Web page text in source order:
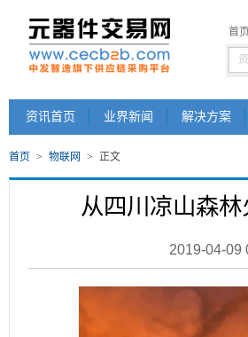
首页
资讯首页 业界新闻 解决方案
首页 > 物联网 > 正文
从四川凉山森
2019-04-09